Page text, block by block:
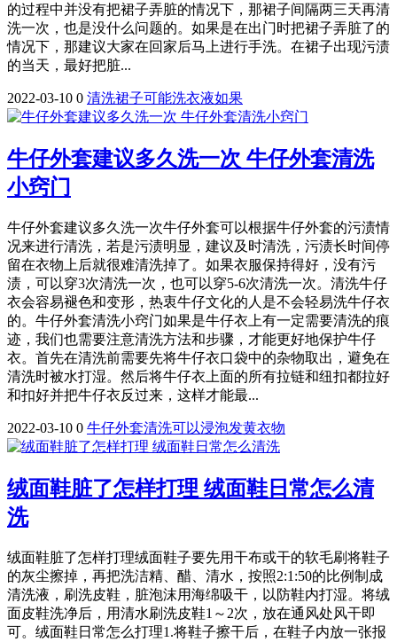
的过程中并没有把裙子弄脏的情况下，那裙子间隔两三天再清
洗一次，也是没什么问题的。如果是在出门时把裙子弄脏了的
情况下，那建议大家在回家后马上进行手洗。在裙子出现污渍
的当天，最好把脏...
2022-03-10 0 清洗裙子可能洗衣液如果
牛仔外套建议多久洗一次 牛仔外套清洗
小窍门
牛仔外套建议多久洗一次牛仔外套可以根据牛仔外套的污渍情
况来进行清洗，若是污渍明显，建议及时清洗，污渍长时间停
留在衣物上后就很难清洗掉了。如果衣服保持得好，没有污
渍，可以穿3次清洗一次，也可以穿5-6次清洗一次。清洗牛仔
衣会容易褪色和变形，热衷牛仔文化的人是不会轻易洗牛仔衣
的。牛仔外套清洗小窍门如果是牛仔衣上有一定需要清洗的痕
迹，我们也需要注意清洗方法和步骤，才能更好地保护牛仔
衣。首先在清洗前需要先将牛仔衣口袋中的杂物取出，避免在
清洗时被水打湿。然后将牛仔衣上面的所有拉链和纽扣都拉好
和扣好并把牛仔衣反过来，这样才能最...
2022-03-10 0 牛仔外套清洗可以浸泡发黄衣物
绒面鞋脏了怎样打理 绒面鞋日常怎么清
洗
绒面鞋脏了怎样打理绒面鞋子要先用干布或干的软毛刷将鞋子
的灰尘擦掉，再把洗洁精、醋、清水，按照2:1:50的比例制成
清洗液，刷洗皮鞋，脏泡沫用海绵吸干，以防鞋内打湿。将绒
面皮鞋洗净后，用清水刷洗皮鞋1～2次，放在通风处风干即
可。绒面鞋日常怎么打理1.将鞋子擦干后，在鞋子内放一张报